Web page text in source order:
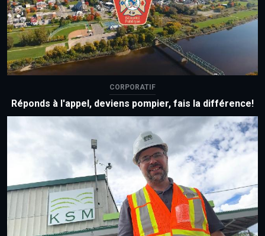
CORPORATIF
Réponds à l'appel, deviens pompier, fais la différence!